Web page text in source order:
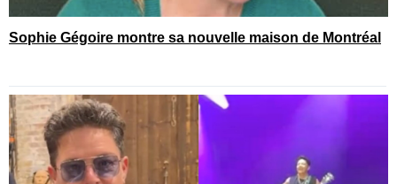
Sophie Gégoire montre sa nouvelle maison de Montréal